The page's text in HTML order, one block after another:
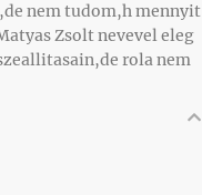
nem tudom,h mennyit
Zsolt nevevel eleg
rola nem